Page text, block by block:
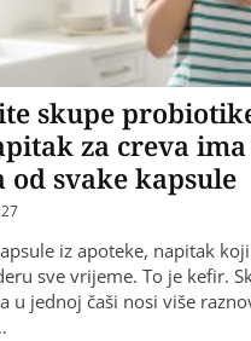
skupe
za creva
svake kapsule
iz apoteke, napitak
sve vrijeme. To je kefir.
u jednoj čaši nosi više